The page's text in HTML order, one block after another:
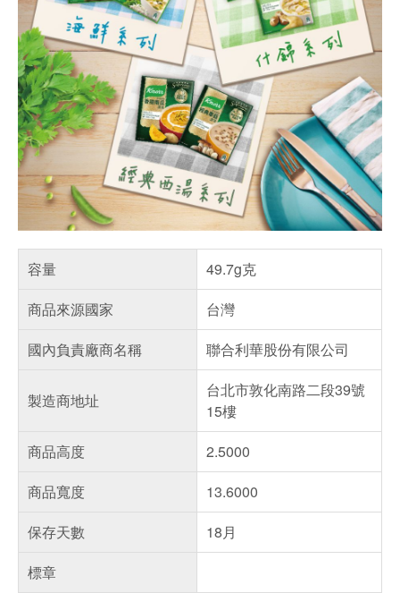
容量
49.7g克
商品來源國家
台灣
國內負責廠商名稱
聯合利華股份有限公司
製造商地址
台北市敦化南路二段39號
15樓
商品高度
2.5000
商品寬度
13.6000
保存天數
18月
標章